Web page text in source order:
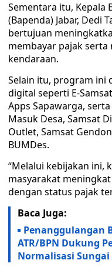
Sementara itu, Kepala
(Bapenda) Jabar, Dedi
bertujuan
membayar pajak
kendaraan.
Selain itu, program ini
digital seperti E-
Apps Sapawarga,
Masuk Desa, Samsat
Outlet, Samsat
BUMDes.
“Melalui kebijakan ini,
masyarakat
dengan status pajak
Baca Juga:
Penanggulangan
ATR/BPN Dukung
Normalisasi